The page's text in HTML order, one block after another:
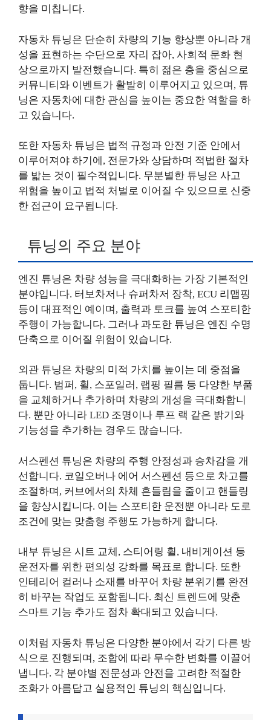
향을 미칩니다.
자동차 튜닝은 단순히 차량의 기능 향상뿐 아니라 개
성을 표현하는 수단으로 자리 잡아, 사회적 문화 현
상으로까지 발전했습니다. 특히 젊은 층을 중심으로
커뮤니티와 이벤트가 활발히 이루어지고 있으며, 튜
닝은 자동차에 대한 관심을 높이는 중요한 역할을 하
고 있습니다.
또한 자동차 튜닝은 법적 규정과 안전 기준 안에서
이루어져야 하기에, 전문가와 상담하며 적법한 절차
를 밟는 것이 필수적입니다. 무분별한 튜닝은 사고
위험을 높이고 법적 처벌로 이어질 수 있으므로 신중
한 접근이 요구됩니다.
튜닝의 주요 분야
엔진 튜닝은 차량 성능을 극대화하는 가장 기본적인
분야입니다. 터보차저나 슈퍼차저 장착, ECU 리맵핑
등이 대표적인 예이며, 출력과 토크를 높여 스포티한
주행이 가능합니다. 그러나 과도한 튜닝은 엔진 수명
단축으로 이어질 위험이 있습니다.
외관 튜닝은 차량의 미적 가치를 높이는 데 중점을
둡니다. 범퍼, 휠, 스포일러, 랩핑 필름 등 다양한 부품
을 교체하거나 추가하며 차량의 개성을 극대화합니
다. 뿐만 아니라 LED 조명이나 루프 랙 같은 밝기와
기능성을 추가하는 경우도 많습니다.
서스펜션 튜닝은 차량의 주행 안정성과 승차감을 개
선합니다. 코일오버나 에어 서스펜션 등으로 차고를
조절하며, 커브에서의 차체 흔들림을 줄이고 핸들링
을 향상시킵니다. 이는 스포티한 운전뿐 아니라 도로
조건에 맞는 맞춤형 주행도 가능하게 합니다.
내부 튜닝은 시트 교체, 스티어링 휠, 내비게이션 등
운전자를 위한 편의성 강화를 목표로 합니다. 또한
인테리어 컬러나 소재를 바꾸어 차량 분위기를 완전
히 바꾸는 작업도 포함됩니다. 최신 트렌드에 맞춘
스마트 기능 추가도 점차 확대되고 있습니다.
이처럼 자동차 튜닝은 다양한 분야에서 각기 다른 방
식으로 진행되며, 조합에 따라 무수한 변화를 이끌어
냅니다. 각 분야별 전문성과 안전을 고려한 적절한
조화가 아름답고 실용적인 튜닝의 핵심입니다.